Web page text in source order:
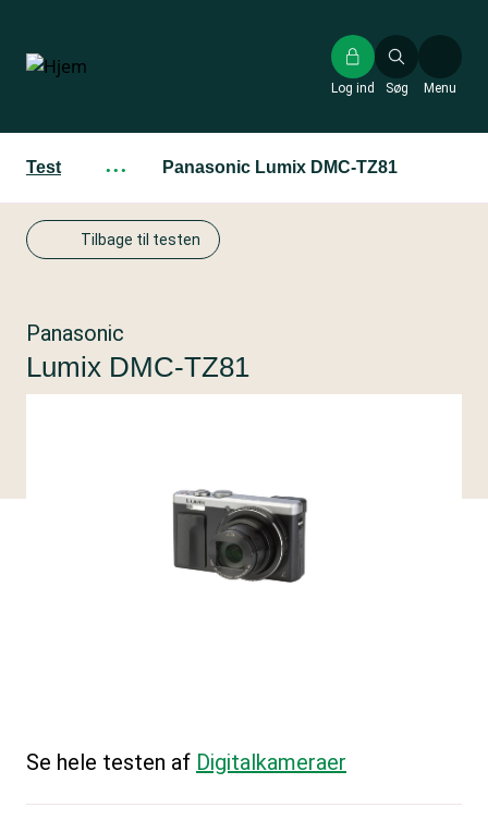
hovedindhold
Søg
Log ind Menu
Test ··· Panasonic Lumix DMC-TZ81
Tilbage til testen
Panasonic
Lumix DMC-TZ81
Se hele testen af Digitalkameraer